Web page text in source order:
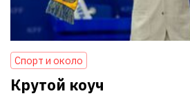
Спорт и около
Крутой коуч